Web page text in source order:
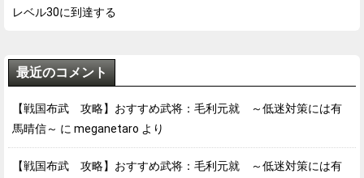
レベル30に到達する
最近のコメント
【戦国布武 攻略】おすすめ武将：毛利元就 ～低迷対策には有
馬晴信～ に meganetaro より
【戦国布武 攻略】おすすめ武将：毛利元就 ～低迷対策には有